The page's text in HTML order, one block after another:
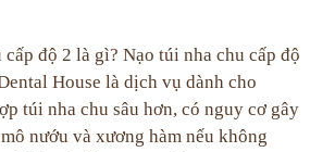
độ 2 là gì? Nạo túi nha chu cấp độ
House là dịch vụ dành cho
túi nha chu sâu hơn, có nguy cơ gây
nướu và xương hàm nếu không